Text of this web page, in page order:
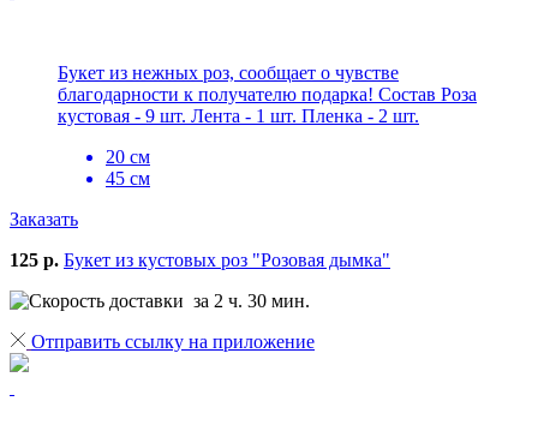
Букет из нежных роз, сообщает о чувстве
благодарности к получателю подарка! Состав Роза
кустовая - 9 шт. Лента - 1 шт. Пленка - 2 шт.
20 см
45 см
Заказать
125 р. Букет из кустовых роз "Розовая дымка"
за 2 ч. 30 мин.
Отправить ссылку на приложение